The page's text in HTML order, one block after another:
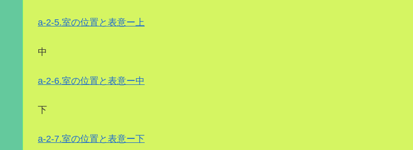
a-2-5.室の位置と表意ー上
中
a-2-6.室の位置と表意ー中
下
a-2-7.室の位置と表意ー下